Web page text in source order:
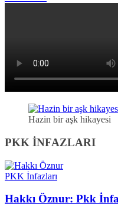
Hazin bir aşk hikayesi
PKK İNFAZLARI
PKK İnfazları
Hakkı Öznur: Pkk